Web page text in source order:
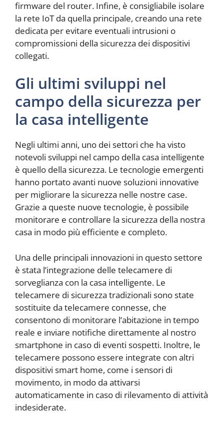
firmware del router. Infine, è consigliabile isolare
la rete IoT da quella principale, creando una rete
dedicata per evitare eventuali intrusioni o
compromissioni della sicurezza dei dispositivi
collegati.
Gli ultimi sviluppi nel
campo della sicurezza per
la casa intelligente
Negli ultimi anni, uno dei settori che ha visto
notevoli sviluppi nel campo della casa intelligente
è quello della sicurezza. Le tecnologie emergenti
hanno portato avanti nuove soluzioni innovative
per migliorare la sicurezza nelle nostre case.
Grazie a queste nuove tecnologie, è possibile
monitorare e controllare la sicurezza della nostra
casa in modo più efficiente e completo.
Una delle principali innovazioni in questo settore
è stata l’integrazione delle telecamere di
sorveglianza con la casa intelligente. Le
telecamere di sicurezza tradizionali sono state
sostituite da telecamere connesse, che
consentono di monitorare l’abitazione in tempo
reale e inviare notifiche direttamente al nostro
smartphone in caso di eventi sospetti. Inoltre, le
telecamere possono essere integrate con altri
dispositivi smart home, come i sensori di
movimento, in modo da attivarsi
automaticamente in caso di rilevamento di attività
indesiderate.